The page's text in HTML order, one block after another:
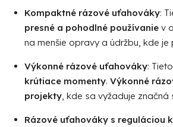
Kompaktné rázové uťahováky:
presné a pohodlné používanie v
na menšie opravy a údržbu, kde je
Výkonné rázové uťahováky:
krútiace momenty. Výkonné
projekty, kde sa vyžaduje
Rázové uťahováky s reguláciou